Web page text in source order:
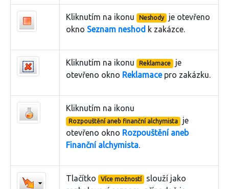
Kliknutím na ikonu Neshody
je otevřeno
okno Seznam neshod k zakázce.
Kliknutím na ikonu Reklamace
je
otevřeno okno Reklamacepro zakázku.
Kliknutím na ikonu
Rozpouštění aneb finanční alchymista
je
otevřeno okno Rozpouštění aneb
Finanční alchymista.
Tlačítko Více možností
slouží jako